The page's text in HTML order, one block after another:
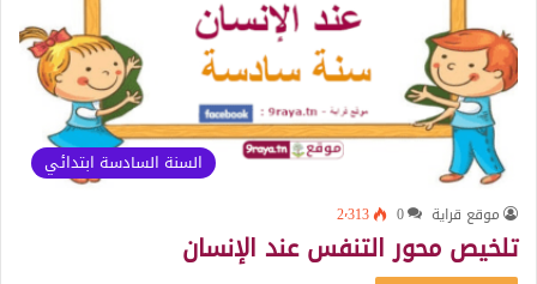
السنة السادسة ابتدائي
موقع قراية 0 2٬313
تلخيص محور التنفس عند الإنسان